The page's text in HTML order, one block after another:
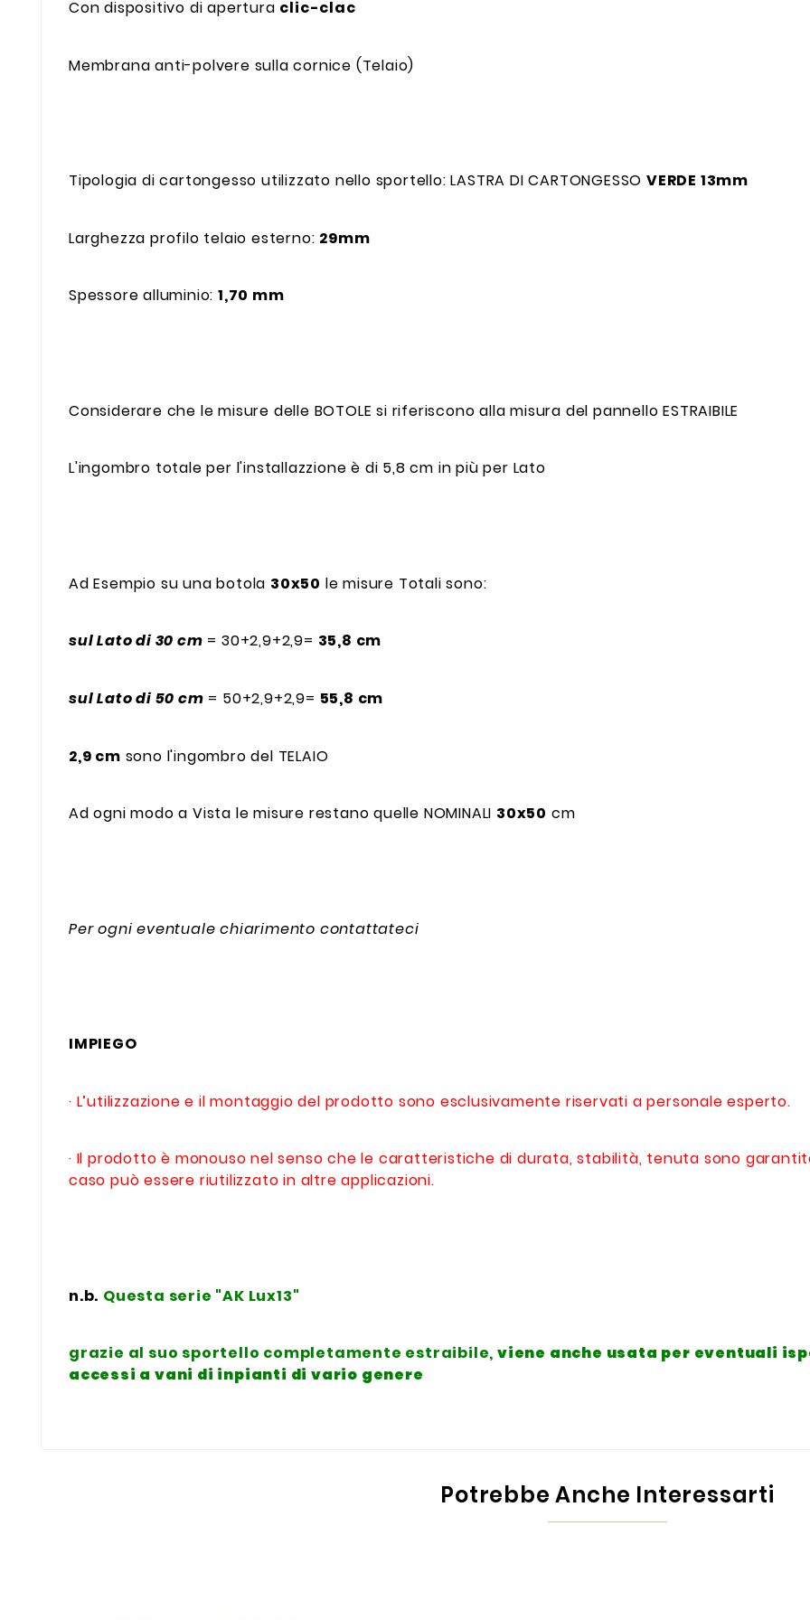
Con dispositivo di apertura clic-clac
Membrana anti-polvere sulla cornice (Telaio)
Tipologia di cartongesso utilizzato nello sportello: LASTRA DI CARTONGESSO VERDE 13mm
Larghezza profilo telaio esterno: 29mm
Spessore alluminio: 1,70 mm
Considerare che le misure delle BOTOLE si riferiscono alla misura del pannello ESTRAIBILE
L'ingombro totale per l'installazzione è di 5,8 cm in più per Lato
Ad Esempio su una botola 30x50 le misure Totali sono:
sul Lato di 30 cm = 30+2,9+2,9= 35,8 cm
sul Lato di 50 cm = 50+2,9+2,9= 55,8 cm
2,9 cm sono l'ingombro del TELAIO
Ad ogni modo a Vista le misure restano quelle NOMINALI 30x50 cm
Per ogni eventuale chiarimento contattateci
IMPIEGO
· L’utilizzazione e il montaggio del prodotto sono esclusivamente riservati a personale esperto.
· Il prodotto è monouso nel senso che le caratteristiche di durata, stabilità, tenuta sono
caso può essere riutilizzato in altre applicazioni.
n.b. Questa serie "AK Lux13"
grazie al suo sportello completamente estraibile, viene anche usata per eventuali
accessi a vani di inpianti di vario genere
Potrebbe Anche Interessarti